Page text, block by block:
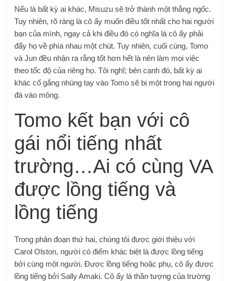
Nếu là bất kỳ ai khác, Misuzu sẽ trở thành một thằng ngốc.
Tuy nhiên, rõ ràng là cô ấy muốn điều tốt nhất cho hai người
bạn của mình, ngay cả khi điều đó có nghĩa là cô ấy phải
đẩy họ về phía nhau một chút. Tuy nhiên, cuối cùng, Tomo
và Jun đều nhận ra rằng tốt hơn hết là nên làm mọi việc
theo tốc độ của riêng họ. Tôi nghĩ; bên cạnh đó, bất kỳ ai
khác cố gắng nhúng tay vào Tomo sẽ bị một trong hai người
đá vào mông.
Tomo kết bạn với cô
gái nổi tiếng nhất
trường…Ai có cùng VA
được lồng tiếng và
lồng tiếng
Trong phân đoạn thứ hai, chúng tôi được giới thiệu với
Carol Olston, người có điểm khác biệt là được lồng tiếng
bởi cùng một người. Được lồng tiếng hoặc phụ, cô ấy được
lồng tiếng bởi Sally Amaki. Cô ấy là thần tượng của trường